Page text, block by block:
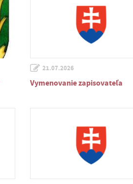
21.07.2026
Vymenovanie zapisovateľa